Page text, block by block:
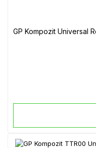
GP Kompozit Universal